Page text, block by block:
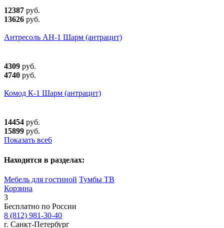
12387 руб.
13626 руб.
Антресоль АН-1 Шарм (антрацит)
4309 руб.
4740 руб.
Комод К-1 Шарм (антрацит)
14454 руб.
15899 руб.
Показать все6
Находится в разделах:
Мебель для гостиной Тумбы ТВ
Корзина
3
Бесплатно по России
8 (812) 981-30-40
г. Санкт-Петербург